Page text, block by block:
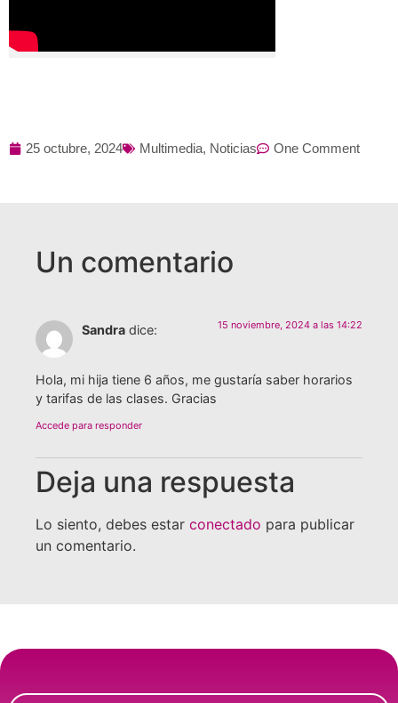
25 octubre, 2024 Multimedia, Noticias One Comment
Un comentario
Sandra dice: 15 noviembre, 2024 a las 14:22
Hola, mi hija tiene 6 años, me gustaría saber horarios
y tarifas de las clases. Gracias
Accede para responder
Deja una respuesta
Lo siento, debes estar conectado para publicar
un comentario.